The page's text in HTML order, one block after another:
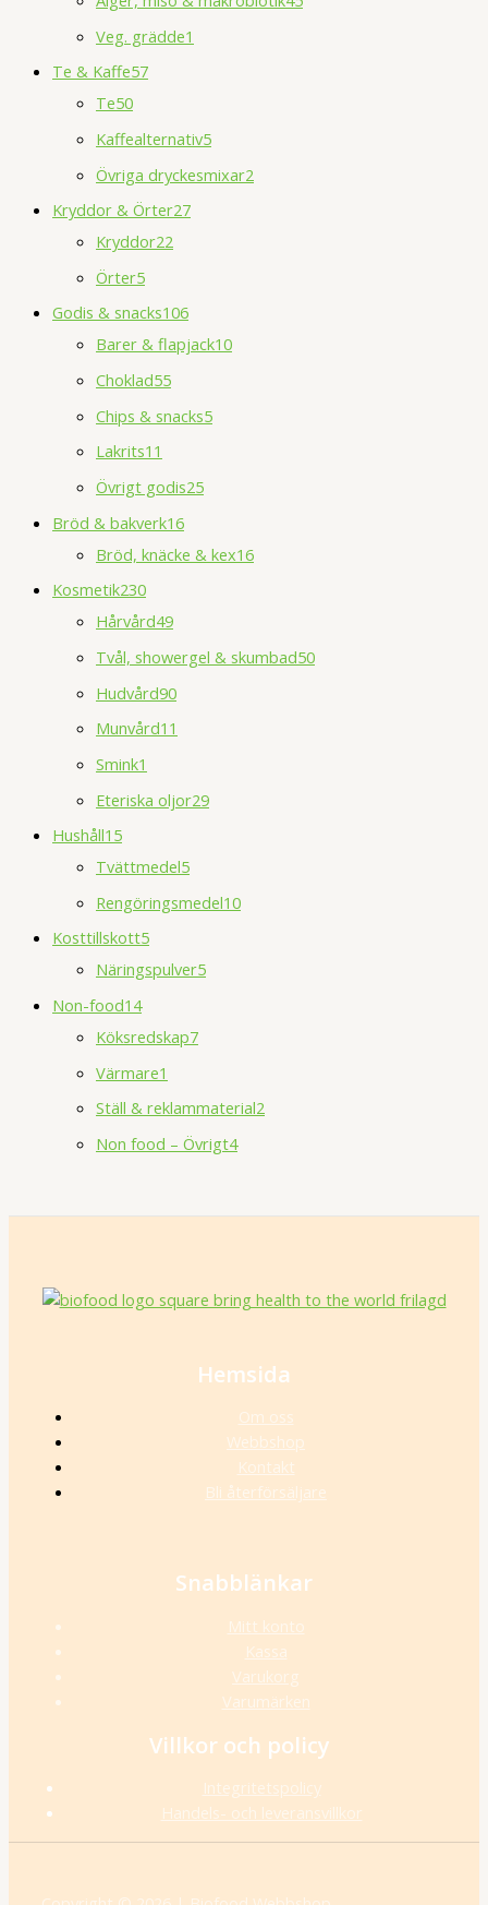
Veg. grädde1
Te & Kaffe57
Te50
Kaffealternativ5
Övriga dryckesmixar2
Kryddor & Örter27
Kryddor22
Örter5
Godis & snacks106
Barer & flapjack10
Choklad55
Chips & snacks5
Lakrits11
Övrigt godis25
Bröd & bakverk16
Bröd, knäcke & kex16
Kosmetik230
Hårvård49
Tvål, showergel & skumbad50
Hudvård90
Munvård11
Smink1
Eteriska oljor29
Hushåll15
Tvättmedel5
Rengöringsmedel10
Kosttillskott5
Näringspulver5
Non-food14
Köksredskap7
Värmare1
Ställ & reklammaterial2
Non food – Övrigt4
Hemsida
Om oss
Webbshop
Kontakt
Bli återförsäljare
Snabblänkar
Mitt konto
Kassa
Varukorg
Varumärken
Villkor och policy
Integritetspolicy
Handels- och leveransvillkor